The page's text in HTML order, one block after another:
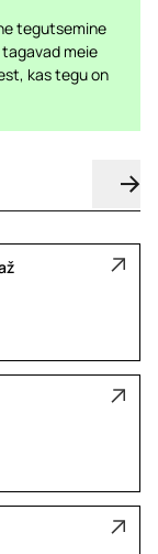
tegutsemine
meie
kas tegu on